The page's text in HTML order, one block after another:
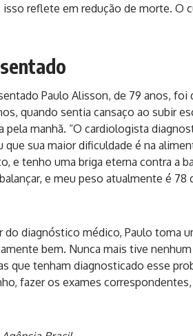
reflete em redução de morte. O
Paulo Alisson, de 79 anos,
quando sentia cansaço ao subir
pela manhã. “O cardiologista
que sua maior dificuldade é na
e tenho uma briga eterna contra a
e meu peso atualmente é
do diagnóstico médico, Paulo toma
bem. Nunca mais tive
que tenham diagnosticado esse
fazer os exames